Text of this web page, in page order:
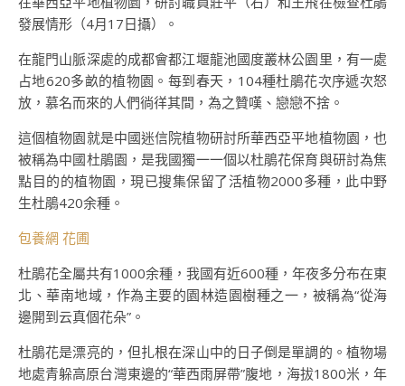
發展情形（4月17日攝）。
在龍門山脈深處的成都會都江堰龍池國度叢林公園里，有一處
占地620多畝的植物園。每到春天，104種杜鵑花次序遞次怒
放，慕名而來的人們徜徉其間，為之贊嘆、戀戀不捨。
這個植物園就是中國迷信院植物研討所華西亞平地植物園，也
被稱為中國杜鵑園，是我國獨一一個以杜鵑花保育與研討為焦
點目的的植物園，現已搜集保留了活植物2000多種，此中野
生杜鵑420余種。
包養網 花圃
杜鵑花全屬共有1000余種，我國有近600種，年夜多分布在東
北、華南地域，作為主要的園林造園樹種之一，被稱為“從海
邊開到云真個花朵”。
杜鵑花是漂亮的，但扎根在深山中的日子倒是單調的。植物場
地處青躲高原台灣東邊的“華西雨屏帶”腹地，海拔1800米，年